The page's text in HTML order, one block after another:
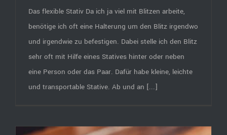
Das flexible Stativ Da ich ja viel mit Blitzen arbeite,
benötige ich oft eine Halterung um den Blitz irgendwo
und irgendwie zu befestigen. Dabei stelle ich den Blitz
sehr oft mit Hilfe eines Statives hinter oder neben
eine Person oder das Paar. Dafür habe kleine, leichte
und transportable Stative. Ab und an [...]